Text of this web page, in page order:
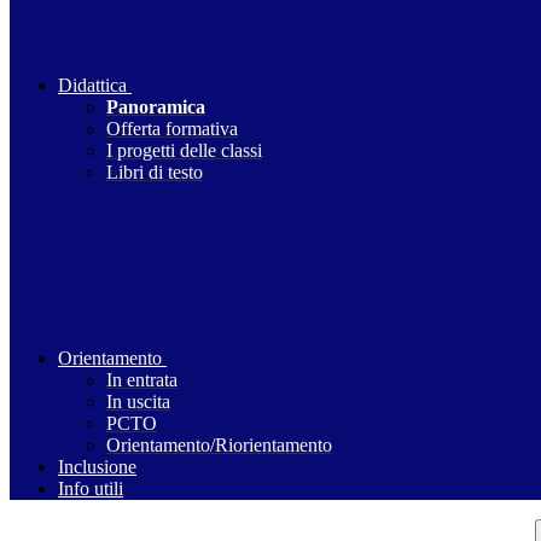
Didattica
Panoramica
Offerta formativa
I progetti delle classi
Libri di testo
Orientamento
In entrata
In uscita
PCTO
Orientamento/Riorientamento
Inclusione
Info utili